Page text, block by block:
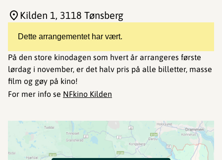
Dette arrangementet har vært.
På den store kinodagen som hvert år arrangeres første
lørdag i november, er det halv pris på alle billetter, masse
film og gøy på kino!
For mer info se NFkino Kilden
Kilden 1, 3118 Tønsberg